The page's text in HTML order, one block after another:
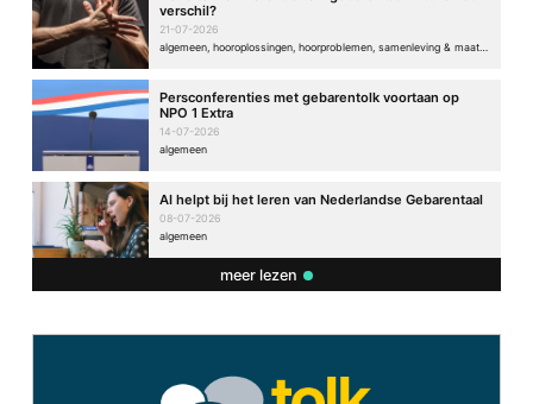
verschil?
21-07-2026
Persconferenties met gebarentolk voortaan op
NPO 1 Extra
14-07-2026
algemeen
AI helpt bij het leren van Nederlandse Gebarentaal
08-07-2026
algemeen
meer lezen